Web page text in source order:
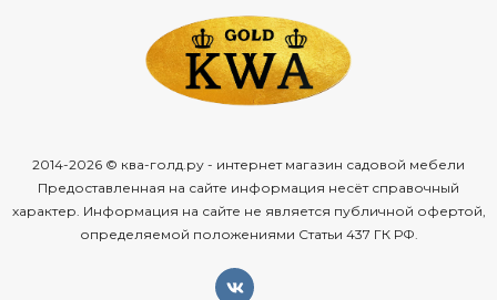
2014-2026 © ква-голд.ру - интернет магазин садовой мебели
Предоставленная на сайте информация несёт справочный
характер. Информация на сайте не является публичной офертой,
определяемой положениями Статьи 437 ГК РФ.